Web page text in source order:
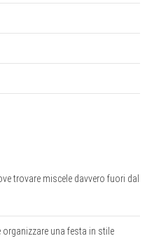
trovare miscele davvero fuori dal
una festa in stile